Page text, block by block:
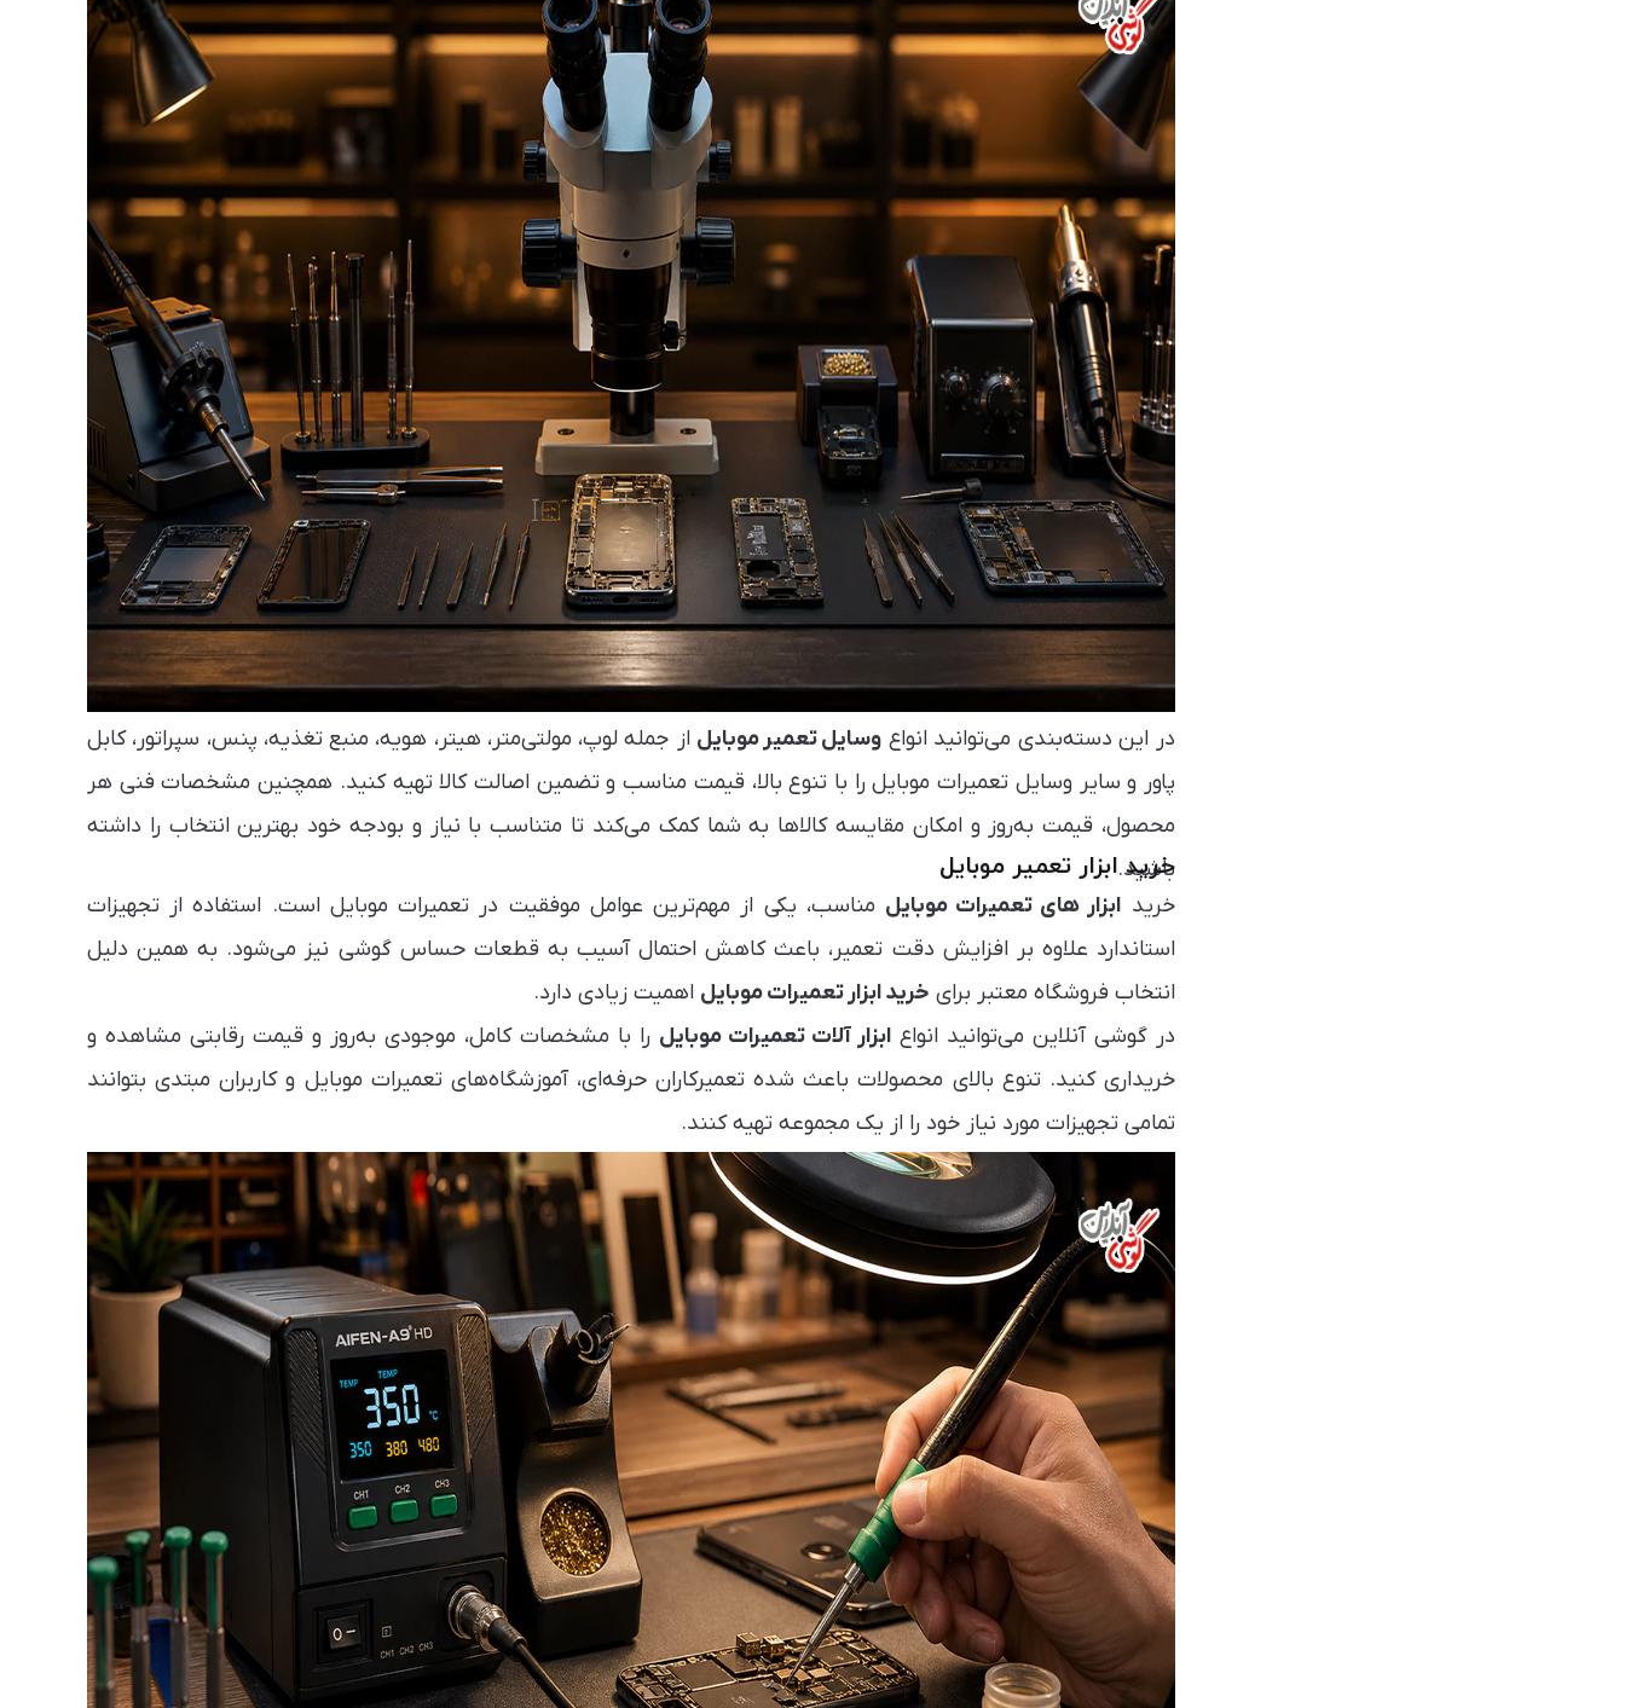
در این دسته‌بندی می‌توانید انواع وسایل تعمیر موبایل از جمله لوپ، مولتی‌متر، هیتر، هویه، منبع تغذیه، پنس، سپراتور، کابل
پاور و سایر وسایل تعمیرات موبایل را با تنوع بالا، قیمت مناسب و تضمین اصالت کالا تهیه کنید. همچنین مشخصات فنی هر
محصول، قیمت به‌روز و امکان مقایسه کالاها به شما کمک می‌کند تا متناسب با نیاز و بودجه خود بهترین انتخاب را داشته
باشید.
خرید ابزار تعمیر موبایل
خرید ابزار های تعمیرات موبایل مناسب، یکی از مهم‌ترین عوامل موفقیت در تعمیرات موبایل است. استفاده از تجهیزات
استاندارد علاوه بر افزایش دقت تعمیر، باعث کاهش احتمال آسیب به قطعات حساس گوشی نیز می‌شود. به همین دلیل
انتخاب فروشگاه معتبر برای خرید ابزار تعمیرات موبایل اهمیت زیادی دارد.
در گوشی آنلاین می‌توانید انواع ابزار آلات تعمیرات موبایل را با مشخصات کامل، موجودی به‌روز و قیمت رقابتی مشاهده و
خریداری کنید. تنوع بالای محصولات باعث شده تعمیرکاران حرفه‌ای، آموزشگاه‌های تعمیرات موبایل و کاربران مبتدی بتوانند
تمامی تجهیزات مورد نیاز خود را از یک مجموعه تهیه کنند.